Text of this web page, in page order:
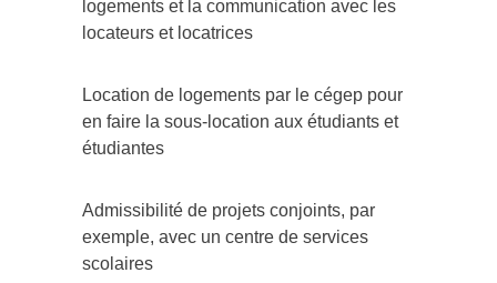
logements et la communication avec les
locateurs et locatrices
Location de logements par le cégep pour
en faire la sous-location aux étudiants et
étudiantes
Admissibilité de projets conjoints, par
exemple, avec un centre de services
scolaires